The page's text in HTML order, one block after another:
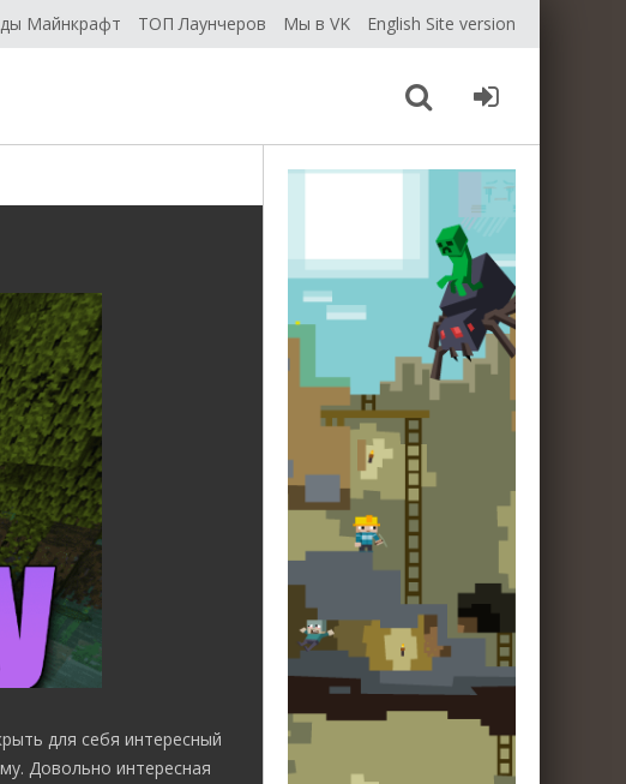
Майнкрафт ТОП Лаунчеров Мы в VK English Site version
для себя интересный
Довольно интересная